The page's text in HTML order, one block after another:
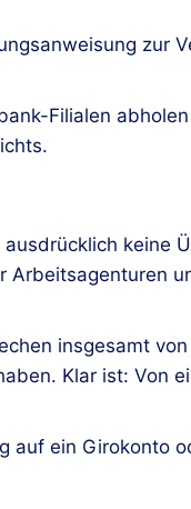
zur
Filialen
keine
Arbeitsagenturen
insgesamt
Klar ist: Von
auf ein Girokonto